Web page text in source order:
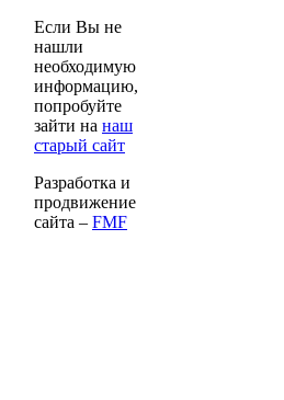
Если Вы не
нашли
необходимую
информацию,
попробуйте
зайти на наш
старый сайт
Разработка и
продвижение
сайта – FMF